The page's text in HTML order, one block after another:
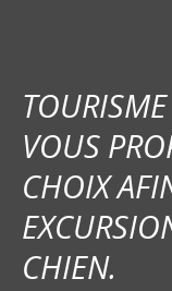
VOUS
CHOIX
CHIEN.